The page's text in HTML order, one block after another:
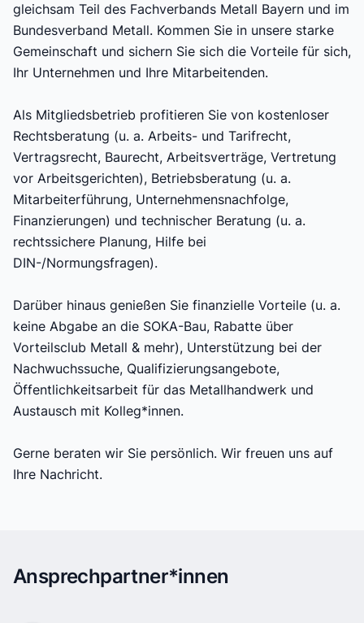
gleichsam Teil des Fachverbands Metall Bayern und im
Bundesverband Metall. Kommen Sie in unsere starke
Gemeinschaft und sichern Sie sich die Vorteile für sich,
Ihr Unternehmen und Ihre Mitarbeitenden.
Als Mitgliedsbetrieb profitieren Sie von kostenloser
Rechtsberatung (u. a. Arbeits- und Tarifrecht,
Vertragsrecht, Baurecht, Arbeitsverträge, Vertretung
vor Arbeitsgerichten), Betriebsberatung (u. a.
Mitarbeiterführung, Unternehmensnachfolge,
Finanzierungen) und technischer Beratung (u. a.
rechtssichere Planung, Hilfe bei
DIN-/Normungsfragen).
Darüber hinaus genießen Sie finanzielle Vorteile (u. a.
keine Abgabe an die SOKA-Bau, Rabatte über
Vorteilsclub Metall & mehr), Unterstützung bei der
Nachwuchssuche, Qualifizierungsangebote,
Öffentlichkeitsarbeit für das Metallhandwerk und
Austausch mit Kolleg*innen.
Gerne beraten wir Sie persönlich. Wir freuen uns auf
Ihre Nachricht.
Ansprechpartner*innen